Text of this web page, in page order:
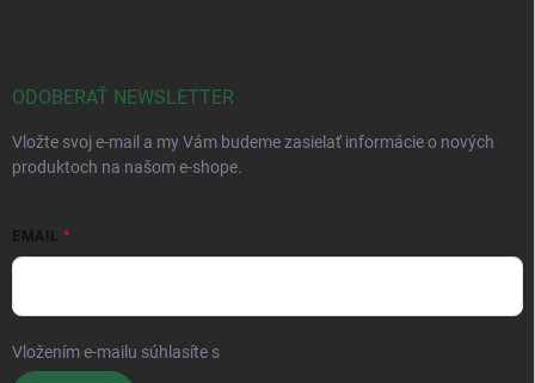
ODOBERAŤ NEWSLETTER
Vložte svoj e-mail a my Vám budeme zasielať informácie o nových
produktoch na našom e-shope.
EMAIL
Vložením e-mailu súhlasíte s